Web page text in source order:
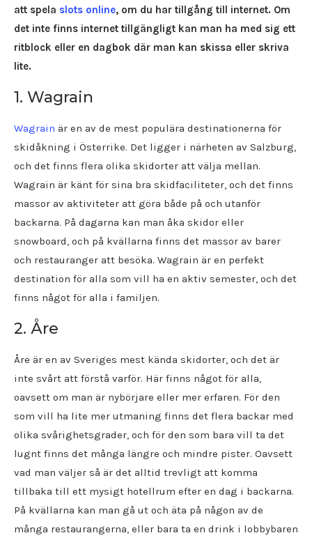
att spela slots online, om du har tillgång till internet. Om
det inte finns internet tillgängligt kan man ha med sig ett
ritblock eller en dagbok där man kan skissa eller skriva
lite.
1. Wagrain
Wagrain är en av de mest populära destinationerna för
skidåkning i Österrike. Det ligger i närheten av Salzburg,
och det finns flera olika skidorter att välja mellan.
Wagrain är känt för sina bra skidfaciliteter, och det finns
massor av aktiviteter att göra både på och utanför
backarna. På dagarna kan man åka skidor eller
snowboard, och på kvällarna finns det massor av barer
och restauranger att besöka. Wagrain är en perfekt
destination för alla som vill ha en aktiv semester, och det
finns något för alla i familjen.
2. Åre
Åre är en av Sveriges mest kända skidorter, och det är
inte svårt att förstå varför. Här finns något för alla,
oavsett om man är nybörjare eller mer erfaren. För den
som vill ha lite mer utmaning finns det flera backar med
olika svårighetsgrader, och för den som bara vill ta det
lugnt finns det många längre och mindre pister. Oavsett
vad man väljer så är det alltid trevligt att komma
tillbaka till ett mysigt hotellrum efter en dag i backarna.
På kvällarna kan man gå ut och äta på någon av de
många restaurangerna, eller bara ta en drink i lobbybaren